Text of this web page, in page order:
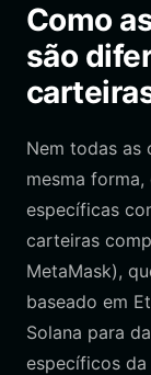
Como
são
Nem todas as
mesma
específicas
carteiras
MetaMask),
baseado em
Solana para
específicos da